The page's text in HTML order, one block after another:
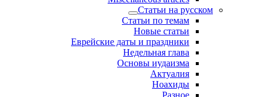
Статьи на русском
Статьи по темам
Новые статьи
Еврейские даты и праздники
Недельная глава
Основы иудаизма
Актуалия
Ноахиды
Разное